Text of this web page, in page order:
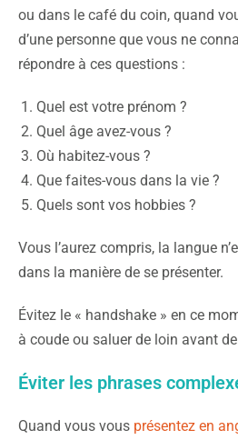
ou dans le café du coin, quand
d’une personne que vous ne
répondre à ces questions :
Quel est votre prénom ?
Quel âge avez-vous ?
Où habitez-vous ?
Que faites-vous dans la vie ?
Quels sont vos hobbies ?
Vous l’aurez compris, la langue
dans la manière de se présenter.
Évitez le « handshake » en ce
à coude ou saluer de loin avant
Éviter les phrases
Quand vous vous présentez en